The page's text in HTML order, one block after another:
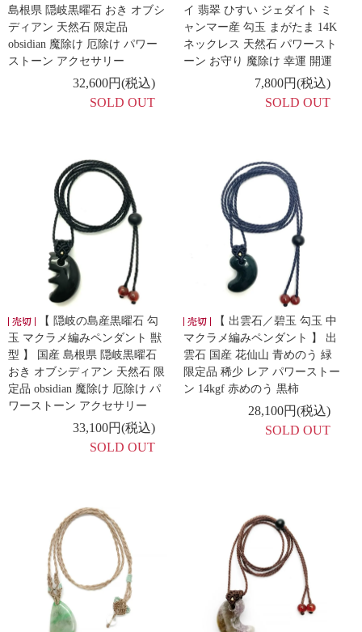
島根県 隠岐黒曜石 おき オブシ
ディアン 天然石 限定品
obsidian 魔除け 厄除け パワー
ストーン アクセサリー
32,600円(税込)
SOLD OUT
イ 翡翠 ひすい ジェダイト ミ
ャンマー産 勾玉 まがたま 14K
ネックレス 天然石 パワースト
ーン お守り 魔除け 幸運 開運
7,800円(税込)
SOLD OUT
【 隠岐の島産黒曜石 勾
玉 マクラメ編みペンダント 獣
型 】 国産 島根県 隠岐黒曜石
おき オブシディアン 天然石 限
定品 obsidian 魔除け 厄除け パ
ワーストーン アクセサリー
33,100円(税込)
SOLD OUT
【 出雲石／碧玉 勾玉 中
マクラメ編みペンダント 】 出
雲石 国産 花仙山 青めのう 緑
限定品 稀少 レア パワーストー
ン 14kgf 赤めのう 黒柿
28,100円(税込)
SOLD OUT